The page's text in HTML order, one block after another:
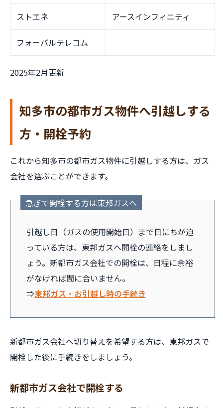
ストエネ アースインフィニティ
フォーバルテレコム
2025年2月更新
知多市の都市ガス物件へ引越しする
方・開栓予約
これから知多市の都市ガス物件に引越しする方は、ガス
会社を選ぶことができます。
急ぎで開栓する方は東邦ガスへ
引越し日（ガスの使用開始日）まで日にちが迫
っている方は、東邦ガスへ開栓の連絡をしまし
ょう。新都市ガス会社での開栓は、日程に余裕
がなければ間に合いません。
⇒東邦ガス・お引越し時の手続き
新都市ガス会社へ切り替えを希望する方は、東邦ガスで
開栓した後に手続きをしましょう。
新都市ガス会社で開栓する